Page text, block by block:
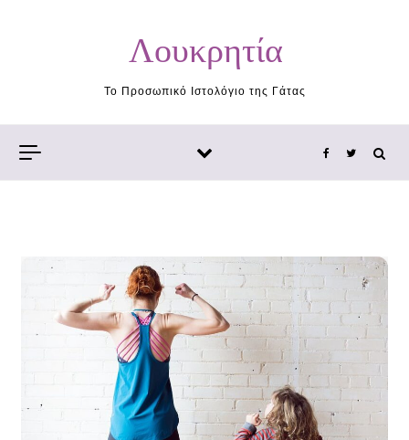
Λουκρητία
Το Προσωπικό Ιστολόγιο της Γάτας